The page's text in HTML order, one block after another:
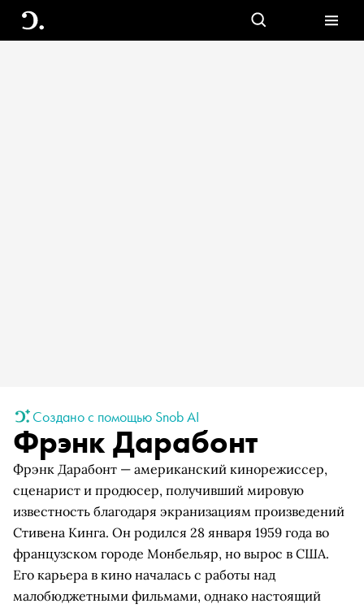
Создано с помощью Snob AI
Фрэнк Дарабонт
Фрэнк Дарабонт — американский кинорежиссер,
сценарист и продюсер, получивший мировую
известность благодаря экранизациям произведений
Стивена Кинга. Он родился 28 января 1959 года во
французском городе Монбельяр, но вырос в США.
Его карьера в кино началась с работы над
малобюджетными фильмами, однако настоящий